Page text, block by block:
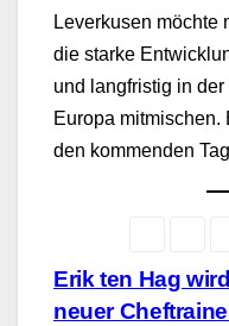
Leverkusen möchte
die starke
und langfristig in
Europa
den kommenden
Erik ten Hag wird
neuer